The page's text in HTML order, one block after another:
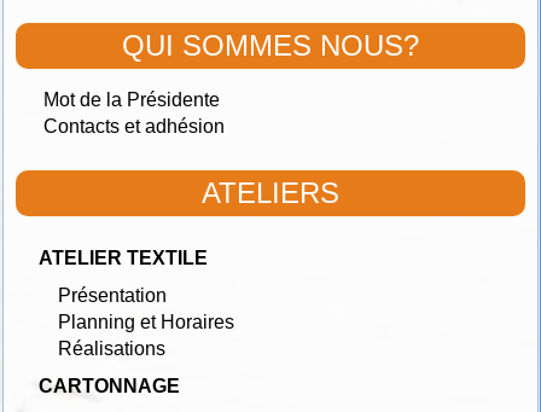
QUI SOMMES NOUS?
Mot de la Présidente
Contacts et adhésion
ATELIERS
ATELIER TEXTILE
Présentation
Planning et Horaires
Réalisations
CARTONNAGE